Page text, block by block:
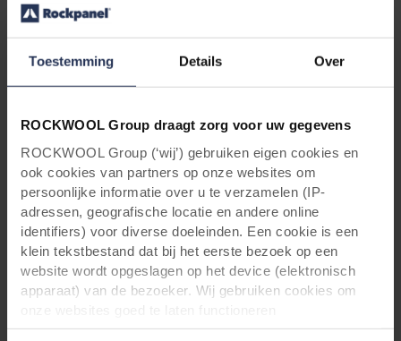
Toestemming Details Over
ROCKWOOL Group draagt zorg voor uw gegevens
ROCKWOOL Group (‘wij’) gebruiken eigen cookies en
ook cookies van partners op onze websites om
persoonlijke informatie over u te verzamelen (IP-
adressen, geografische locatie en andere online
identifiers) voor diverse doeleinden. Een cookie is een
klein tekstbestand dat bij het eerste bezoek op een
website wordt opgeslagen op het device (elektronisch
apparaat) van de bezoeker. Wij gebruiken cookies om
(‘Noodzakelijke’), om uw instellingen te onthouden en uw
Rockcycle
ROCKWOOL duurzaamheidsrapport
Code of conduct for suppliers
EPD
10mm)
Cradle to Cradle Silver certificaat
ISO 14001 certificaat
M1 Emission Classification